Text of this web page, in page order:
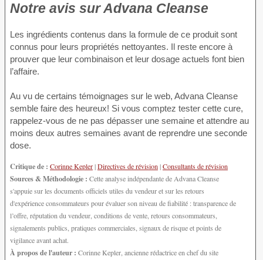
Notre avis sur Advana Cleanse
Les ingrédients contenus dans la formule de ce produit sont
connus pour leurs propriétés nettoyantes. Il reste encore à
prouver que leur combinaison et leur dosage actuels font bien
l’affaire.
Au vu de certains témoignages sur le web, Advana Cleanse
semble faire des heureux! Si vous comptez tester cette cure,
rappelez-vous de ne pas dépasser une semaine et attendre au
moins deux autres semaines avant de reprendre une seconde
dose.
Critique de : Corinne Kepler|Directives de révision|Consultants de révision
Sources & Méthodologie : Cette analyse indépendante de Advana Cleanse
s'appuie sur les documents officiels utiles du vendeur et sur les retours
d'expérience consommateurs pour évaluer son niveau de fiabilité : transparence de
l’offre, réputation du vendeur, conditions de vente, retours consommateurs,
signalements publics, pratiques commerciales, signaux de risque et points de
vigilance avant achat.
À propos de l'auteur : Corinne Kepler, ancienne rédactrice en chef du site